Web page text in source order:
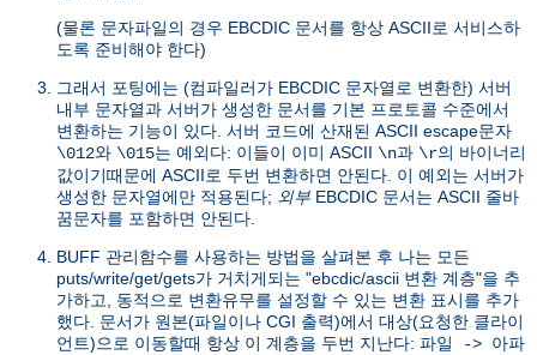
(물론 문자파일의 경우 EBCDIC 문서를 항상 ASCII로 서비스하
도록 준비해야 한다)
그래서 포팅에는 (컴파일러가 EBCDIC 문자열로 변환한) 서버
내부 문자열과 서버가 생성한 문서를 기본 프로토콜 수준에서
변환하는 기능이 있다. 서버 코드에 산재된 ASCII escape문자
\012와 \015는 예외다: 이들이 이미 ASCII \n과 \r의 바이너리
값이기때문에 ASCII로 두번 변환하면 안된다. 이 예외는 서버가
생성한 문자열에만 적용된다; 외부 EBCDIC 문서는 ASCII 줄바
꿈문자를 포함하면 안된다.
BUFF 관리함수를 사용하는 방법을 살펴본 후 나는 모든
puts/write/get/gets가 거치게되는 "ebcdic/ascii 변환 계층"을 추
가하고, 동적으로 변환유무를 설정할 수 있는 변환 표시를 추가
했다. 문서가 원본(파일이나 CGI 출력)에서 대상(요청한 클라이
언트)으로 이동할때 항상 이 계층을 두번 지난다: 파일 -> 아파